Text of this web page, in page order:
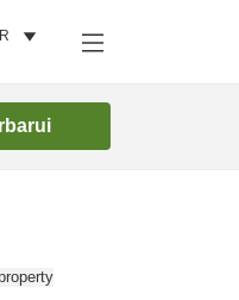
kamar